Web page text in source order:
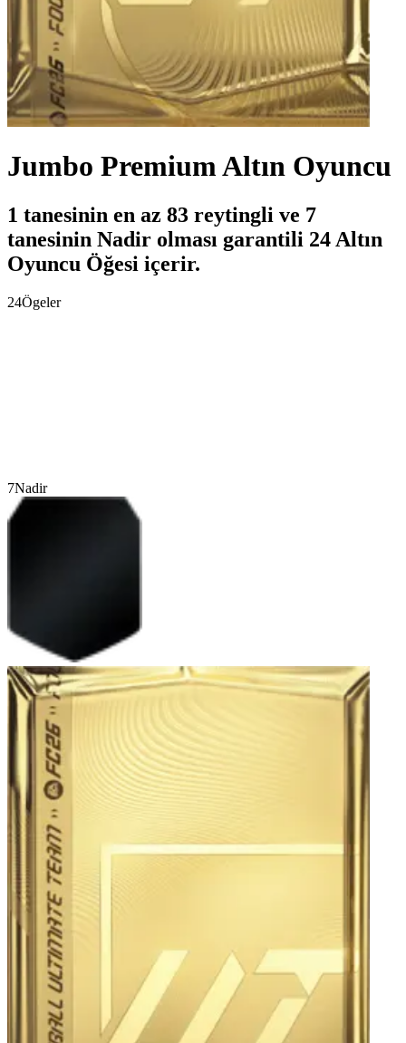
Jumbo Premium Altın Oyuncu
1 tanesinin en az 83 reytingli ve 7
tanesinin Nadir olması garantili 24 Altın
Oyuncu Öğesi içerir.
24Ögeler
7Nadir